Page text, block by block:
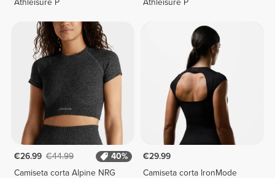
Athleisure P
Athleisure P
€26.99 €44.99
40%
Camiseta corta Alpine NRG
€29.99
Camiseta corta IronMode